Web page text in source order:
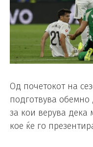
Од почетокот на
подготвува обемно
за кои верува
кое ќе го